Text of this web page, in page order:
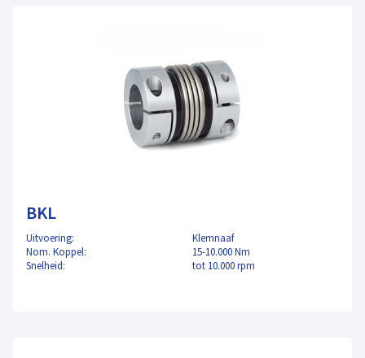
BKL
Uitvoering:
Klemnaaf
Nom. Koppel:
15-10.000 Nm
Snelheid:
tot 10.000 rpm